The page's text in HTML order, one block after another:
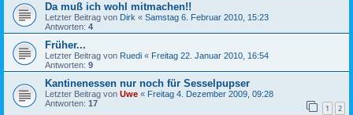
Da muß ich wohl mitmachen!!
Letzter Beitrag von Dirk « Samstag 6. Februar 2010, 15:23
Antworten: 4
Früher...
Letzter Beitrag von Ruedi « Freitag 22. Januar 2010, 16:54
Antworten: 9
Kantinenessen nur noch für Sesselpupser
Letzter Beitrag von Uwe « Freitag 4. Dezember 2009, 09:28
Antworten: 17 1 2